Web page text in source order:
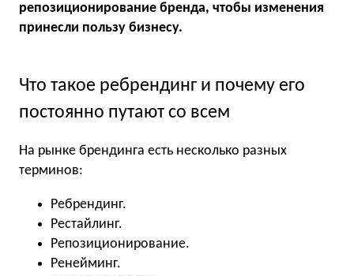
репозиционирование бренда, чтобы изменения
принесли пользу бизнесу.
Что такое ребрендинг и почему его
постоянно путают со всем
На рынке брендинга есть несколько разных
терминов:
Ребрендинг.
Рестайлинг.
Репозиционирование.
Ренейминг.